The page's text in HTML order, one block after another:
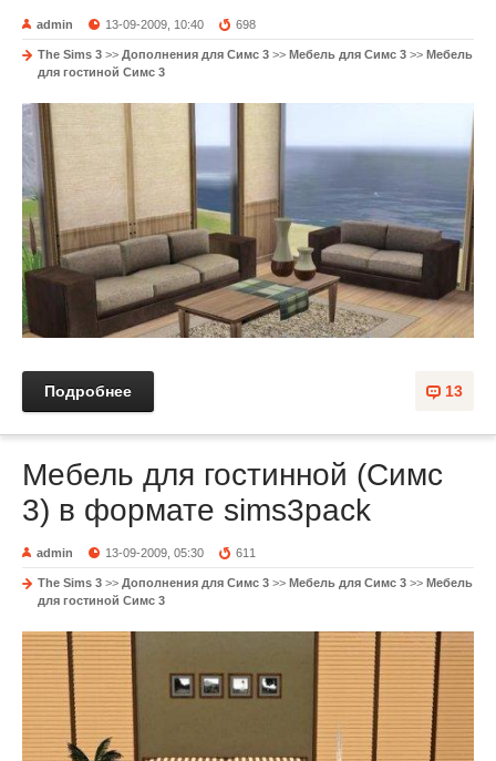
admin 13-09-2009, 10:40 698
The Sims 3 >> Дополнения для Симс 3 >> Мебель для Симс 3 >> Мебель
для гостиной Симс 3
13
Подробнее
Мебель для гостинной (Cимс
3) в формате sims3pack
admin 13-09-2009, 05:30 611
The Sims 3 >> Дополнения для Симс 3 >> Мебель для Симс 3 >> Мебель
для гостиной Симс 3